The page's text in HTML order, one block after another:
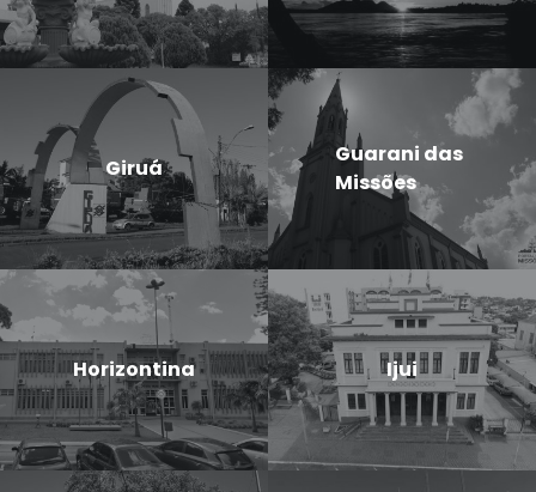
Giruá
Guarani das
Missões
Horizontina Ijui